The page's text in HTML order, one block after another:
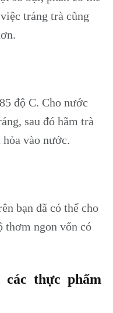
tráng trà cũng
độ C. Cho nước
sau đó hãm trà
vào nước.
bạn đã có thể cho
thơm ngon vốn có
thực phẩm